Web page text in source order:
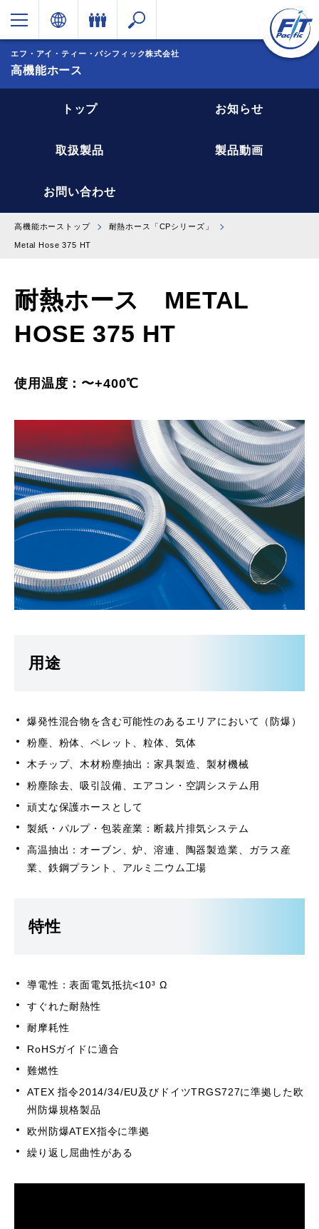
エフ・アイ・ティー・パシフィック株式会社
高機能ホース
トップ お知らせ
取扱製品 製品動画
お問い合わせ
高機能ホーストップ 耐熱ホース「CPシリーズ」
Metal Hose 375 HT
耐熱ホース METAL
HOSE 375 HT
使用温度：〜+400℃
用途
爆発性混合物を含む可能性のあるエリアにおいて（防爆）
粉塵、粉体、ペレット、粒体、気体
木チップ、木材粉塵抽出：家具製造、製材機械
粉塵除去、吸引設備、エアコン・空調システム用
頑丈な保護ホースとして
製紙・パルプ・包装産業：断裁片排気システム
高温抽出：オーブン、炉、溶連、陶器製造業、ガラス産
業、鉄鋼プラント、アルミ二ウム工場
特性
導電性：表面電気抵抗<10³ Ω
すぐれた耐熱性
耐摩耗性
RoHSガイドに適合
難燃性
ATEX 指令2014/34/EU及びドイツTRGS727に準拠した欧
州防爆規格製品
欧州防爆ATEX指令に準拠
繰り返し屈曲性がある